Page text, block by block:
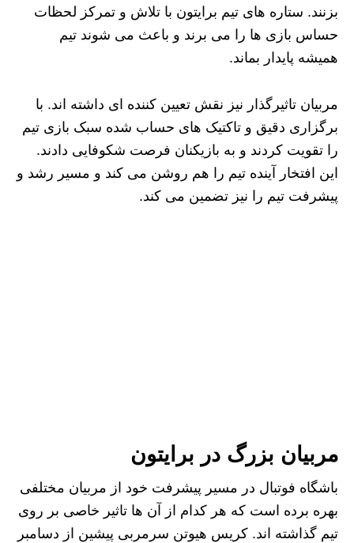
بزنند. ستاره‌ های تیم برایتون با تلاش و تمرکز لحظات
حساس بازی‌ ها را می‌ برند و باعث می‌ شوند تیم
همیشه پایدار بماند.
مربیان تاثیرگذار نیز نقش تعیین کننده‌ ای داشته‌ اند. با
برگزاری دقیق و تاکتیک‌ های حساب شده سبک بازی تیم
را تقویت کردند و به بازیکنان فرصت شکوفایی دادند.
این افتخار آینده تیم را هم روشن می‌ کند و مسیر رشد و
پیشرفت تیم را نیز تضمین می‌ کند.
مربیان بزرگ در برایتون
باشگاه فوتبال در مسیر پیشرفت خود از مربیان مختلفی
بهره برده است که هر کدام از آن ها تاثیر خاصی بر روی
تیم گذاشته اند. کریس هیوتن سرمربی پیشین از دسامبر